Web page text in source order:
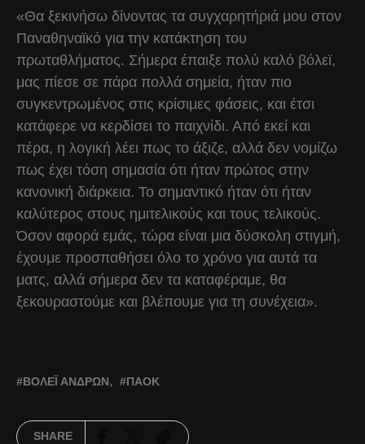
«Θα ξεκινήσω δίνοντας τα συγχαρητήριά μου στον
Παναθηναϊκό για την κατάκτηση του
πρωταθλήματος. Σήμερα έπαιξε πολύ καλό βόλεϊ,
μας πίεσε σε πάρα πολλά σημεία, ήταν πιο
συγκεντρωμένος στις κρίσιμες φάσεις, και έτσι
κατάφερε να κερδίσει το παιχνίδι. Από εκεί και
πέρα, η λογική λέει πως το άξιζε, αλλά δεν νομίζω
πως έχει τόση σημασία ότι ήταν πρώτος στην
κανονική διάρκεια. Το σημαντικό ήταν ότι ήταν
καλύτερος στους ημιτελικούς και τους τελικούς.
Όσον αφορά εμάς, τώρα είναι μια δύσκολη στιγμή,
έχουμε προσπαθήσει όλο το χρόνο για αυτά τα
ματς, αλλά σήμερα δεν τα καταφέραμε, θα
ξεκουραστούμε και βλέπουμε για τη συνέχεια».
ΒΌΛΕΪ ΑΝΔΡΏΝ ΠΑΟΚ
SHARE